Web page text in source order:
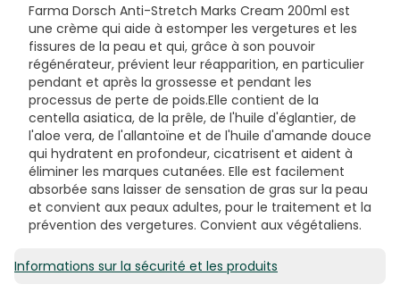
Farma Dorsch Anti-Stretch Marks Cream 200ml est
une crème qui aide à estomper les vergetures et les
fissures de la peau et qui, grâce à son pouvoir
régénérateur, prévient leur réapparition, en particulier
pendant et après la grossesse et pendant les
processus de perte de poids.Elle contient de la
centella asiatica, de la prêle, de l'huile d'églantier, de
l'aloe vera, de l'allantoïne et de l'huile d'amande douce
qui hydratent en profondeur, cicatrisent et aident à
éliminer les marques cutanées. Elle est facilement
absorbée sans laisser de sensation de gras sur la peau
et convient aux peaux adultes, pour le traitement et la
prévention des vergetures. Convient aux végétaliens.
Informations sur la sécurité et les produits